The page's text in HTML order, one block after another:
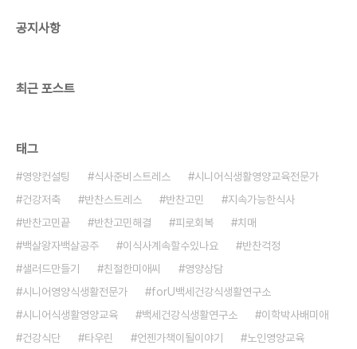
공지사항
최근 포스트
태그
영양컨설팅 식사준비스트레스
시니어식생활영양교육전문가
건강저축
반찬스트레스 반찬고민
지속가능한식사
반찬고민끝
반찬고민해결 피로회복
치매
백살왕자백살공주
이식사계속할수있나요
반찬걱정
샐러드만들기
친절한미애씨
영양상담
시니어영양식생활전문가
forU백세건강식생활연구소
시니어식생활영양교육
백세건강식생활연구소
이학박사배미애
건강식단
타우린 언젠가책이될이야기 노인영양교육